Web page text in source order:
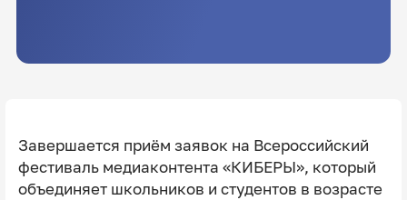
Завершается приём заявок на Всероссийский
фестиваль медиаконтента «КИБЕРЫ», который
объединяет школьников и студентов в возрасте